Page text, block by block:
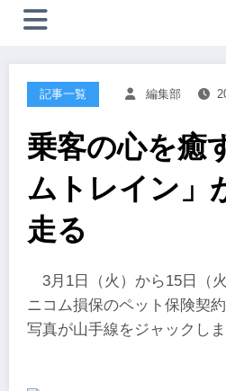
記事一覧 編集部
乗客の心を癒
ムトレイン」
走る
3月1日（火）から15日（
ニコム損保のペット保険契
写真が山手線をジャックしま